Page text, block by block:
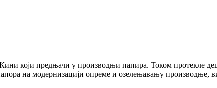
који предњачи у производњи папира. Током протекле
на модернизацији опреме и озелењавању